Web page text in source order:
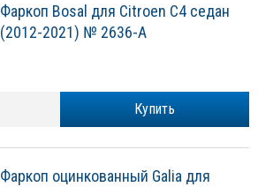
Фаркоп Bosal для Citroen C4 седан
(2012-2021) № 2636-A
Купить
Фаркоп оцинкованный Galia для